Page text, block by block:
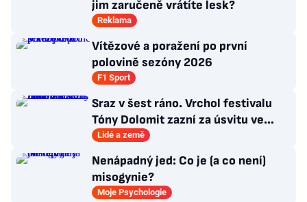
jim zaručeně vrátíte lesk?
Reklama
Vítězové a poražení po první
polovině sezóny 2026
F1 Sport
Sraz v šest ráno. Vrchol festivalu
Tóny Dolomit zazní za úsvitu ve
3000 metrech
Lidé a země
Nenápadný jed: Co je (a co není)
misogynie?
Moje Psychologie